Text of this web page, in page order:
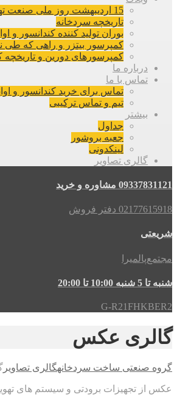
15 اردیبهشت روز ملی صنعت تهویه مطبوع
تاریخچه سردخانه
بوران تولید کننده کندانسور و
کمپرسور بیتزر و راهی که طی
کمپرسورهای دورین و تاریخچه
درباره ما
تماس با ما
تماس برای خرید کندانسور و
تیم و تماس ترکیبی
بیشتر
جداول
جعبه بروشور
لینکدونی
گالری تصاویر
09337831121 مشاوره و خرید
02177615918 دفتر فروش
شریعتی
مجتمع‌پالمیرا
شنبه تا 5 شنبه 10:00 تا 20:00
G-R21FHKBER2
گالری عکس
گروه صنعتی ساخت سردخانهگالری تصاویر
عکس از تجهیزات برودتی و سیستم های